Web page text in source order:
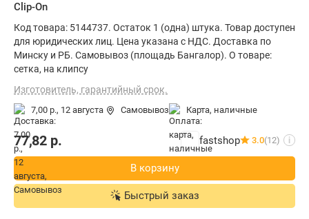
Clip-On
Код товара: 5144737. Остаток 1 (одна) штука. Товар доступен
для юридических лиц. Цена указана с НДС. Доставка по
Минску и РБ. Самовывоз (площадь Бангалор). О товаре:
сетка, на клипсу
Изготовитель, гарантийный срок.
7,00 р., 12 августа Самовывоз карта, наличные
77,82 р. fastshop 3.0(12) i
В корзину
Быстрый заказ